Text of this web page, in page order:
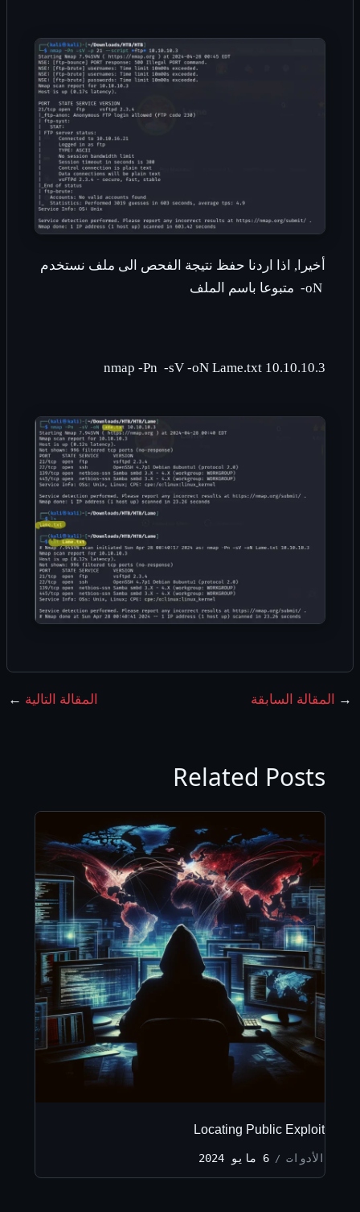
أخيرا, اذا اردنا حفظ نتيجة الفحص الى ملف نستخدم
-oNمتبوعا باسم الملف
nmap -Pn -sV -oN Lame.txt 10.10.10.3
→ المقالة السابقة المقالة التالية ←
Related Posts
Locating Public Exploit
الأدوات/ 6 مايو 2024